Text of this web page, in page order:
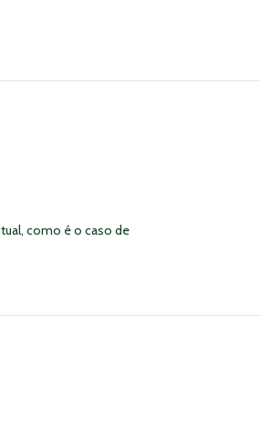
como é o caso de